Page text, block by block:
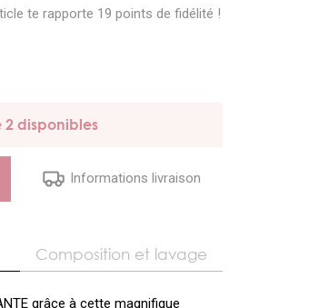
te rapporte 19 points de fidélité !
2 disponibles
Informations livraison
Composition et lavage
grâce à cette magnifique